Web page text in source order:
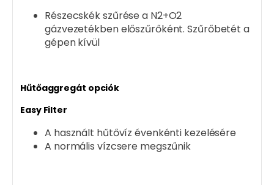
Részecskék szűrése a N2+O2
gázvezetékben előszűrőként. Szűrőbetét a
gépen kívül
Hűtőaggregát opciók
Easy Filter
A használt hűtővíz évenkénti kezelésére
A normális vízcsere megszűnik